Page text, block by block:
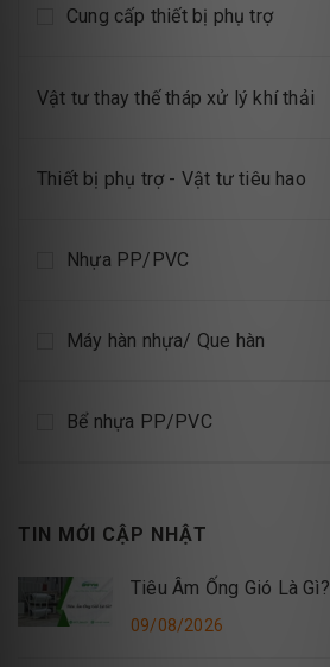
Cung cấp thiết bị phụ trợ
Vật tư thay thế tháp xử lý khí thải
Thiết bị phụ trợ - Vật tư tiêu hao
Nhựa PP/PVC
Máy hàn nhựa/ Que hàn
Bể nhựa PP/PVC
TIN MỚI CẬP NHẬT
Tiêu Âm Ống Gió Là Gì?
09/08/2026